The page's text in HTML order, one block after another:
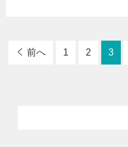
前へ 1 2 3